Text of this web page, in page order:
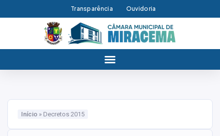
Transparência Ouvidoria
Início » Decretos 2015